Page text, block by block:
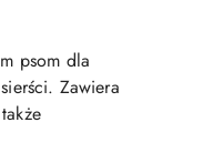
psom dla
Zawiera